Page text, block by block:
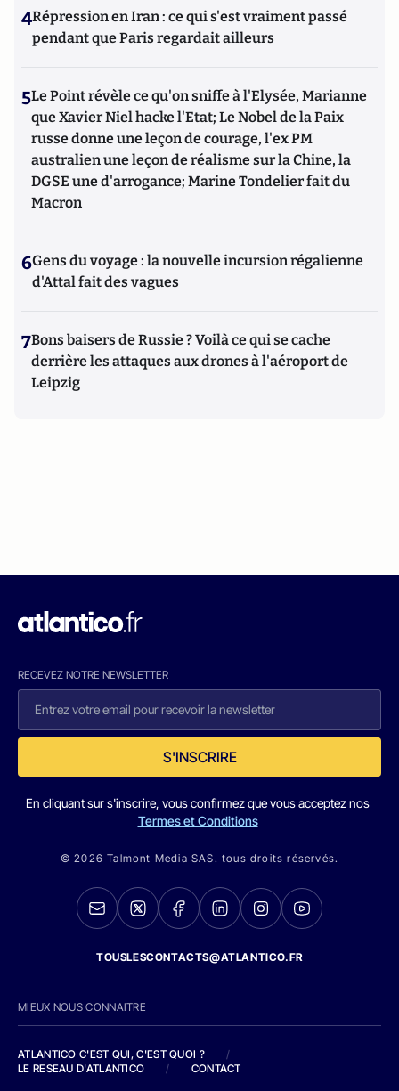
4Répression en Iran : ce qui s'est vraiment passé
pendant que Paris regardait ailleurs
5Le Point révèle ce qu'on sniffe à l'Elysée, Marianne
que Xavier Niel hacke l'Etat; Le Nobel de la Paix
russe donne une leçon de courage, l'ex PM
australien une leçon de réalisme sur la Chine, la
DGSE une d'arrogance; Marine Tondelier fait du
Macron
6Gens du voyage : la nouvelle incursion régalienne
d'Attal fait des vagues
7Bons baisers de Russie ? Voilà ce qui se cache
derrière les attaques aux drones à l'aéroport de
Leipzig
RECEVEZ NOTRE NEWSLETTER
S'INSCRIRE
En cliquant sur s'inscrire, vous confirmez que vous acceptez nos
Termes et Conditions
© 2026 Talmont Media SAS. tous droits réservés.
TOUSLESCONTACTS@ATLANTICO.FR
MIEUX NOUS CONNAITRE
ATLANTICO C'EST QUI, C'EST QUOI ?
/
LE RESEAU D'ATLANTICO
/ CONTACT